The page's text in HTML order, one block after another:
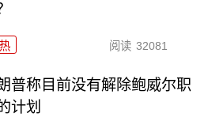
阅读 32081
普称目前没有解除鲍威尔职
计划